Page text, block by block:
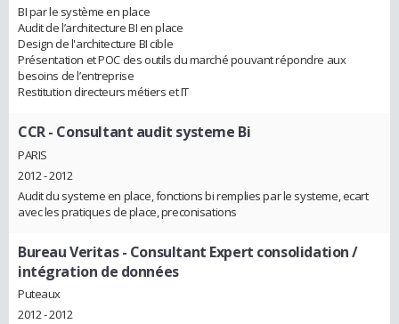
BI par le système en place
Audit de l’architecture BI en place
Design de l'architecture BI cible
Présentation et POC des outils du marché pouvant répondre aux
besoins de l’entreprise
Restitution directeurs métiers et IT
CCR- Consultant audit systeme Bi
PARIS
2012 - 2012
Audit du systeme en place, fonctions bi remplies par le systeme, ecart
avec les pratiques de place, preconisations
Bureau Veritas- Consultant Expert consolidation /
intégration de données
Puteaux
2012 - 2012